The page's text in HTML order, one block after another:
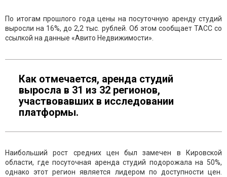
По итогам прошлого года цены на посуточную аренду студий
выросли на 16%, до 2,2 тыс. рублей. Об этом сообщает ТАСС со
ссылкой на данные «Авито Недвижимости».
Как отмечается, аренда студий
выросла в 31 из 32 регионов,
участвовавших в исследовании
платформы.
Наибольший рост средних цен был замечен в Кировской
области, где посуточная аренда студий подорожала на 50%,
однако этот регион является лидером по доступности цен.